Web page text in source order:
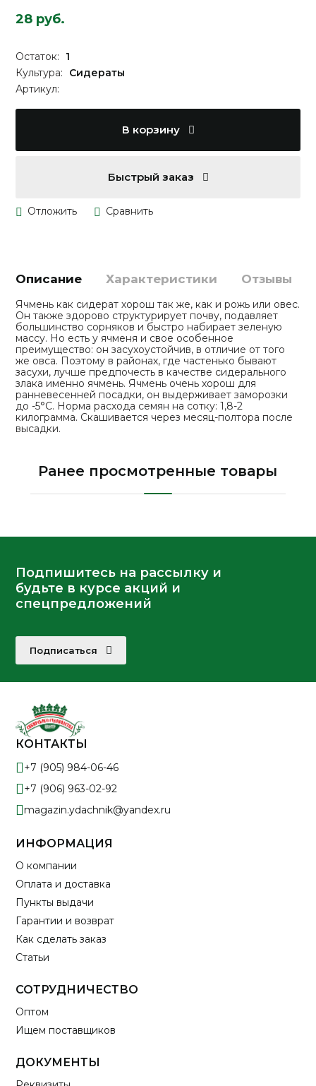
28 руб.
Остаток:
1
Культура:
Сидераты
Артикул:
В корзину
Быстрый заказ
Описание Характеристики Отзывы
Ячмень как сидерат хорош так же, как и рожь или овес.
Он также здорово структурирует почву, подавляет
большинство сорняков и быстро набирает зеленую
массу. Но есть у ячменя и свое особенное
преимущество: он засухоустойчив, в отличие от того
же овса. Поэтому в районах, где частенько бывают
засухи, лучше предпочесть в качестве сидерального
злака именно ячмень. Ячмень очень хорош для
ранневесенней посадки, он выдерживает заморозки
до -5°С. Норма расхода семян на сотку: 1,8-2
килограмма. Скашивается через месяц-полтора после
высадки.
Ранее просмотренные товары
Подпишитесь на рассылку и
будьте в курсе акций и
спецпредложений
Подписаться
КОНТАКТЫ
+7 (905) 984-06-46
+7 (906) 963-02-92
magazin.ydachnik@yandex.ru
ИНФОРМАЦИЯ
О компании
Оплата и доставка
Пункты выдачи
Гарантии и возврат
Как сделать заказ
Статьи
СОТРУДНИЧЕСТВО
Оптом
Ищем поставщиков
ДОКУМЕНТЫ